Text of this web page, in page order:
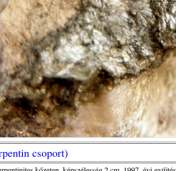
csoport)